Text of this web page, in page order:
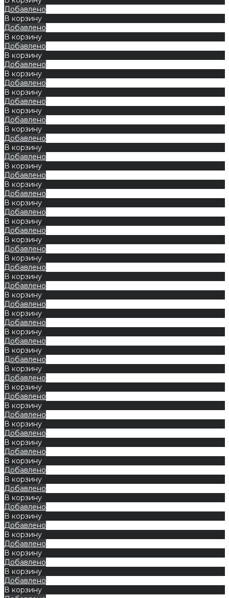
Добавлено
В корзину
Добавлено
В корзину
Добавлено
В корзину
Добавлено
В корзину
Добавлено
В корзину
Добавлено
В корзину
Добавлено
В корзину
Добавлено
В корзину
Добавлено
В корзину
Добавлено
В корзину
Добавлено
В корзину
Добавлено
В корзину
Добавлено
В корзину
Добавлено
В корзину
Добавлено
В корзину
Добавлено
В корзину
Добавлено
В корзину
Добавлено
В корзину
Добавлено
В корзину
Добавлено
В корзину
Добавлено
В корзину
Добавлено
В корзину
Добавлено
В корзину
Добавлено
В корзину
Добавлено
В корзину
Добавлено
В корзину
Добавлено
В корзину
Добавлено
В корзину
Добавлено
В корзину
Добавлено
В корзину
Добавлено
В корзину
Добавлено
В корзину